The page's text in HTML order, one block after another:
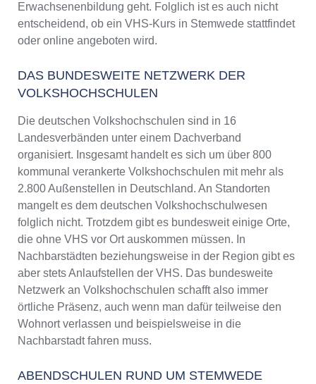
Erwachsenenbildung geht. Folglich ist es auch nicht
entscheidend, ob ein VHS-Kurs in Stemwede stattfindet
oder online angeboten wird.
DAS BUNDESWEITE NETZWERK DER
VOLKSHOCHSCHULEN
Die deutschen Volkshochschulen sind in 16
Landesverbänden unter einem Dachverband
organisiert. Insgesamt handelt es sich um über 800
kommunal verankerte Volkshochschulen mit mehr als
2.800 Außenstellen in Deutschland. An Standorten
mangelt es dem deutschen Volkshochschulwesen
folglich nicht. Trotzdem gibt es bundesweit einige Orte,
die ohne VHS vor Ort auskommen müssen. In
Nachbarstädten beziehungsweise in der Region gibt es
aber stets Anlaufstellen der VHS. Das bundesweite
Netzwerk an Volkshochschulen schafft also immer
örtliche Präsenz, auch wenn man dafür teilweise den
Wohnort verlassen und beispielsweise in die
Nachbarstadt fahren muss.
ABENDSCHULEN RUND UM STEMWEDE